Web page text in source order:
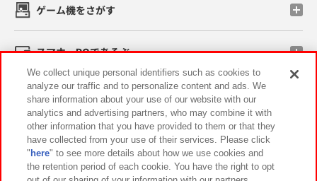
ゲーム機をさがす
スマホ・PCであそぶ
イベント・キャンペーン
関連会社 サステナビリティ サイトポリシー
We collect unique personal identifiers such as cookies to
analyze our traffic and to personalize content and ads. We
share information about your use of our website with our
analytics and advertising partners, who may combine it with
other information that you have provided to them or that they
have collected from your use of their services. Please click
" here" to see more details about how we use cookies and
the retention period of each cookie. You have the right to opt